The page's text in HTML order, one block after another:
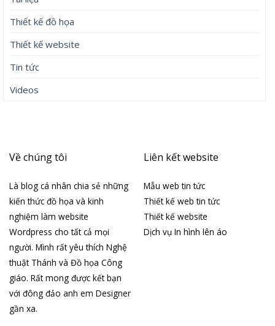
Thiết kế đồ họa
Thiết kế website
Tin tức
Videos
Về chúng tôi
Là blog cá nhân chia sẻ những
kiến thức đồ họa và kinh
nghiệm làm website
Wordpress cho tất cả mọi
người. Mình rất yêu thích Nghệ
thuật Thánh và Đồ họa Công
giáo. Rất mong được kết bạn
với đông đảo anh em Designer
gần xa.
Liên kết website
Mẫu web tin tức
Thiết kế web tin tức
Thiết kế website
Dịch vụ In hình lên áo